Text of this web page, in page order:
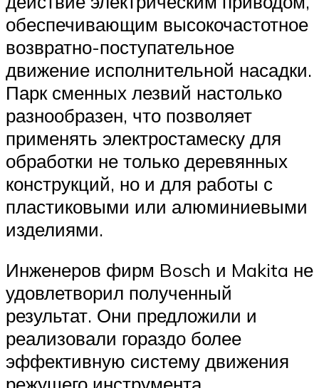
обеспечивающим высокочастотное
возвратно-поступательное
движение исполнительной насадки.
Парк сменных лезвий настолько
разнообразен, что позволяет
применять электростамеску для
обработки не только деревянных
конструкций, но и для работы с
пластиковыми или алюминиевыми
изделиями.
Инженеров фирм Bosch и Makita не
удовлетворил полученный
результат. Они предложили и
реализовали гораздо более
эффективную систему движения